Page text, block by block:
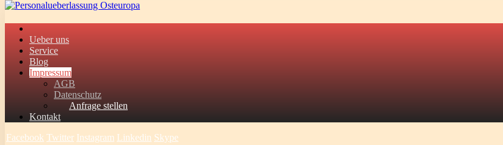
Ueber uns
Service
Blog
Impressum
AGB
Datenschutz
Anfrage stellen
Kontakt
Facebook Twitter Instagram Linkedin Skype